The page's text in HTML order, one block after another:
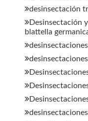
desinsectación
Desinsectación
blattella